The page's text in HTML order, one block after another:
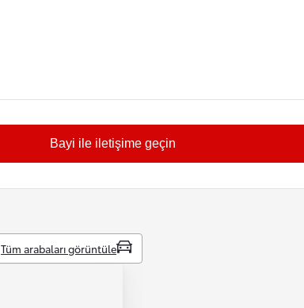
Bayi ile iletişime geçin
Tüm arabaları görüntüle